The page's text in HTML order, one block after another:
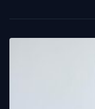
mozgásforma,
rendszeres
hanem a lelkünket